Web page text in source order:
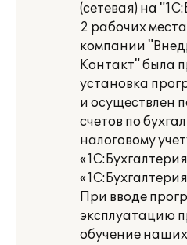
(сетевая) на
2 рабочих
компании
Контакт" была
установка
и осуществлен
счетов по
налоговому
«1С:Бухгалтерия
При вводе
эксплуатацию
обучение